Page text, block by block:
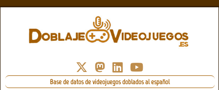
Base de datos de videojuegos doblados al español